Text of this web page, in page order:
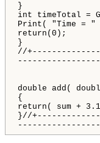
}
int timeTotal =
Print( "Time = "
return(0);
}
//
double add(
{
return( sum +
}//